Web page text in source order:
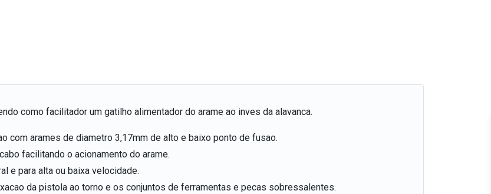
como facilitador um gatilho alimentador do arame ao inves da alavanca.
com arames de diametro 3,17mm de alto e baixo ponto de fusao.
facilitando o acionamento do arame.
e para alta ou baixa velocidade.
da pistola ao torno e os conjuntos de ferramentas e pecas sobressalentes.